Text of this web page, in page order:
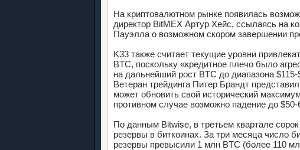
На криптовалютном рынке появилась
директор BitMEX Артур Хейс, ссылаясь на
Пауэлла о возможном скором завершении
K33 также считает текущие уровни
BTC, поскольку «кредитное плечо было
на дальнейший рост BTC до диапазона
Ветеран трейдинга Питер Брандт
может обновить свой исторический
противном случае возможно падение до $50-
По данным Bitwise, в третьем квартале
резервы в биткоинах. За три месяца число
резервы превысили 1 млн BTC (более 110